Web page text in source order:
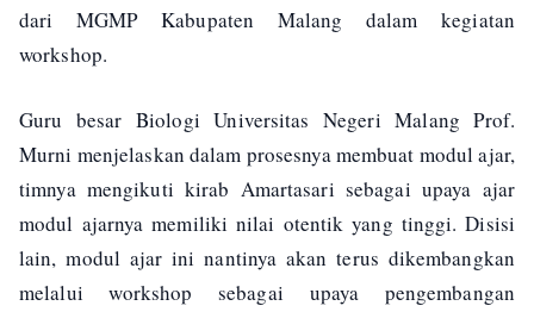
dari MGMP Kabupaten Malang dalam kegiatan
workshop.
Guru besar Biologi Universitas Negeri Malang Prof.
Murni menjelaskan dalam prosesnya membuat modul ajar,
timnya mengikuti kirab Amartasari sebagai upaya ajar
modul ajarnya memiliki nilai otentik yang tinggi. Disisi
lain, modul ajar ini nantinya akan terus dikembangkan
melalui workshop sebagai upaya pengembangan